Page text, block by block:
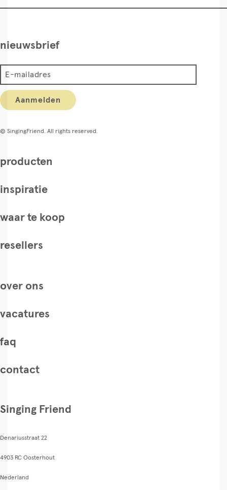
nieuwsbrief
E-mailadres
Aanmelden
© SingingFriend. All rights reserved.
producten
inspiratie
waar te koop
resellers
over ons
vacatures
faq
contact
Singing Friend
Denariusstraat 22
4903 RC Oosterhout
Nederland